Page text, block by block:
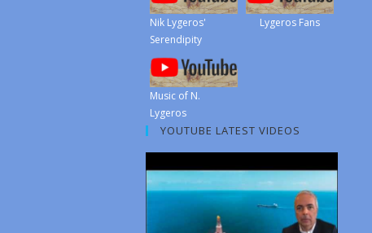
Nik Lygeros'
Serendipity
Lygeros Fans
Music of N.
Lygeros
YOUTUBE LATEST VIDEOS